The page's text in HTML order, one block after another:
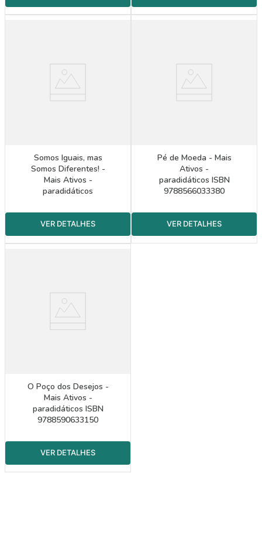
Somos Iguais, mas
Somos Diferentes! -
Mais Ativos -
paradidáticos
Pé de Moeda - Mais
Ativos -
paradidáticos ISBN
9788566033380
O Poço dos Desejos -
Mais Ativos -
paradidáticos ISBN
9788590633150